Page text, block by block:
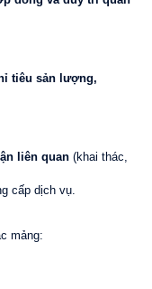
tiêu sản lượng,
liên quan (khai thác,
cấp dịch vụ.
mảng: